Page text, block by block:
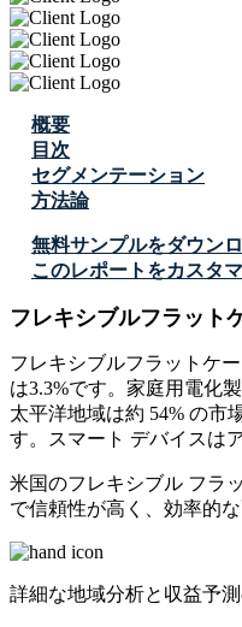
概要
目次
セグメンテーション
方法論
無料サンプルをダウン
このレポートをカスタ
フレキシブルフラット
フレキシブルフラットケ
は3.3%です。家庭用電化
太平洋地域は約 54% の市
す。スマート デバイスは
米国のフレキシブル フラ
で信頼性が高く、効率的
詳細な地域分析と収益予測